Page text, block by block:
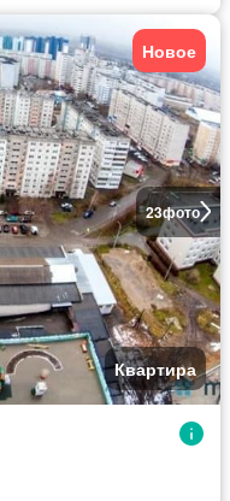
23фото
Новое
Квартира